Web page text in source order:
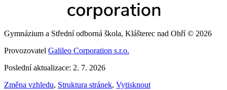
Gymnázium a Střední odborná škola, Klášterec nad Ohří © 2026
Provozovatel Galileo Corporation s.r.o.
Poslední aktualizace: 2. 7. 2026
Změna vzhledu, Struktura stránek, Vytisknout